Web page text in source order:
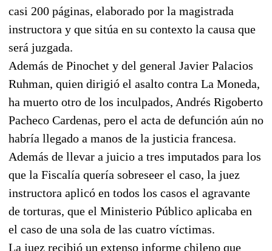
casi 200 páginas, elaborado por la magistrada
instructora y que sitúa en su contexto la causa que
será juzgada.
Además de Pinochet y del general Javier Palacios
Ruhman, quien dirigió el asalto contra La Moneda,
ha muerto otro de los inculpados, Andrés Rigoberto
Pacheco Cardenas, pero el acta de defunción aún no
habría llegado a manos de la justicia francesa.
Además de llevar a juicio a tres imputados para los
que la Fiscalía quería sobreseer el caso, la juez
instructora aplicó en todos los casos el agravante
de torturas, que el Ministerio Público aplicaba en
el caso de una sola de las cuatro víctimas.
La juez recibió un extenso informe chileno que